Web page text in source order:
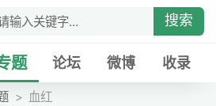
搜索
题 论坛 微博 收录
血红